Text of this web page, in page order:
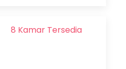
8 Kamar Tersedia